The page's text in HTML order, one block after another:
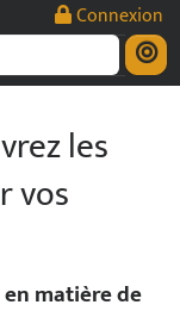
Connexion
les
vos
matière de